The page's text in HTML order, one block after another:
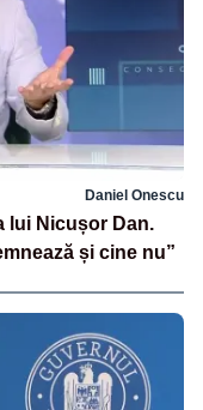
Daniel Onescu
lui Nicușor Dan.
și cine nu”